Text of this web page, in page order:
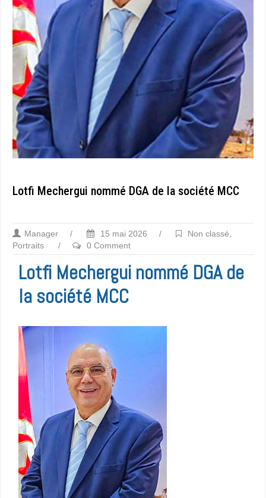
Lotfi Mechergui nommé DGA de la société MCC
Manager / 15 mai 2026 / Non classé
Portraits
/ 0 Comment
Lotfi Mechergui nommé DGA de
la société MCC